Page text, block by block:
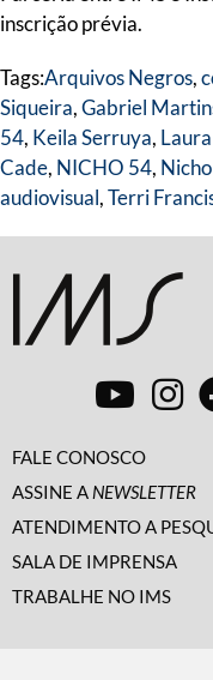
inscrição prévia.
Tags:Arquivos Negros,
Siqueira,Gabriel
54, Keila Serruya,
Cade, NICHO 54,
audiovisual,Terri
FALE CONOSCO
ASSINE A NEWSLETTER
ATENDIMENTO A
SALA DE IMPRENSA
TRABALHE NO IMS